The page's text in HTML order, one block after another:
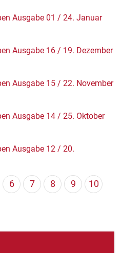
Ausgabe 01 / 24. Januar
Ausgabe 16 / 19. Dezember
Ausgabe 15 / 22. November
Ausgabe 14 / 25. Oktober
Ausgabe 12 / 20.
6 7 8 9
10